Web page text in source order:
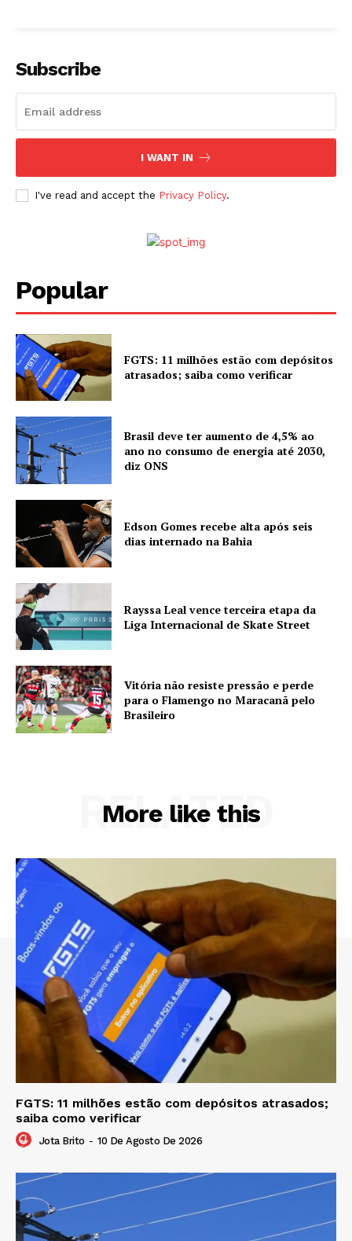
Subscribe
I WANT IN
I've read and accept the Privacy Policy.
Popular
FGTS: 11 milhões estão com depósitos
atrasados; saiba como verificar
Brasil deve ter aumento de 4,5% ao
ano no consumo de energia até 2030,
diz ONS
Edson Gomes recebe alta após seis
dias internado na Bahia
Rayssa Leal vence terceira etapa da
Liga Internacional de Skate Street
Vitória não resiste pressão e perde
para o Flamengo no Maracanã pelo
Brasileiro
More like this
RELATED
FGTS: 11 milhões estão com depósitos atrasados;
saiba como verificar
Jota Brito - 10 De Agosto De 2026